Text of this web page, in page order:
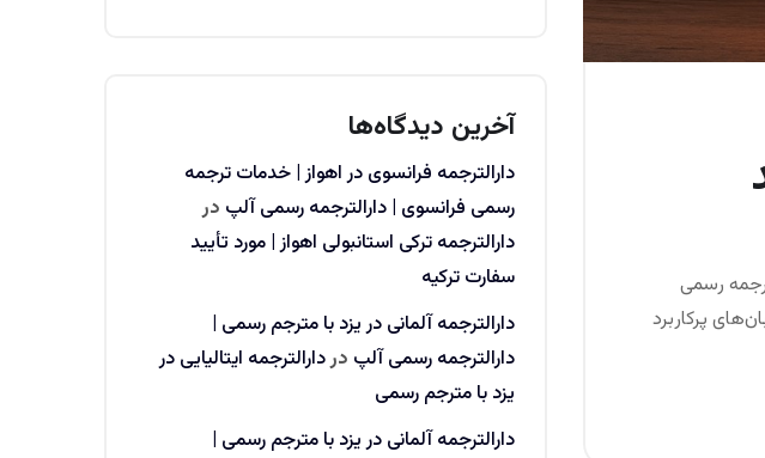
رسمی
پرکاربرد
آخرین دیدگاه‌ها
دارالترجمه فرانسوی در اهواز | خدمات ترجمه
رسمی فرانسوی | دارالترجمه رسمی آلپ در
دارالترجمه ترکی استانبولی اهواز | مورد تأیید
سفارت ترکیه
دارالترجمه آلمانی در یزد با مترجم رسمی |
دارالترجمه رسمی آلپ دردارالترجمه ایتالیایی در
یزد با مترجم رسمی
دارالترجمه آلمانی در یزد با مترجم رسمی |